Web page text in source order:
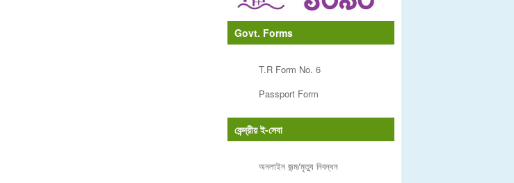
Govt. Forms
T.R Form No. 6
Passport Form
কেন্দ্রীয় ই-সেবা
অনলাইন জন্ম/মৃত্যু নিবন্ধন